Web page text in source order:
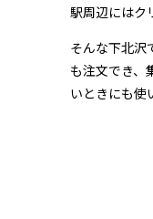
駅周辺にはク
そんな下北沢
も注文でき、
いときにも使